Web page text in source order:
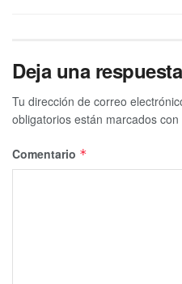
Deja una respuesta
Tu dirección de correo
obligatorios están marcados con
Comentario *